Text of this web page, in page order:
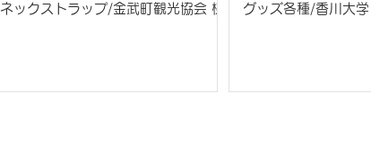
ネックストラップ/金武町観光協会 様 グッズ各種/香川大